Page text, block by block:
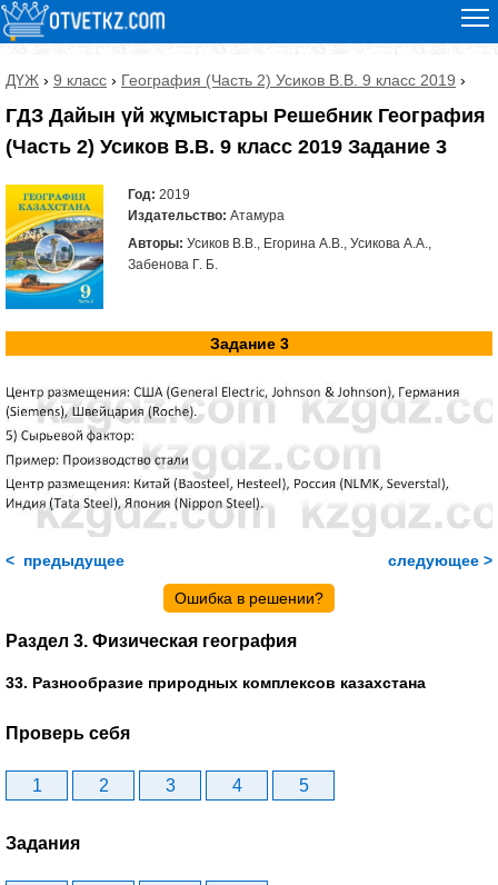
ДҮЖ › 9 класс › География (Часть 2) Усиков В.В. 9 класс 2019 ›
ГДЗ Дайын үй жұмыстары Решебник География
(Часть 2) Усиков В.В. 9 класс 2019 Задание 3
Год: 2019
Издательство: Атамура
Авторы: Усиков В.В., Егорина А.В., Усикова А.А.,
Забенова Г. Б.
Задание 3
< предыдущее следующее >
Ошибка в решении?
Раздел 3. Физическая география
33. Разнообразие природных комплексов казахстана
Проверь себя
1 2 3 4 5
Задания